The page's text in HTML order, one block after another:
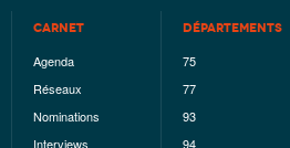
CARNET
Agenda
Réseaux
Nominations
Interviews
DÉPARTEMENTS
75
77
93
94